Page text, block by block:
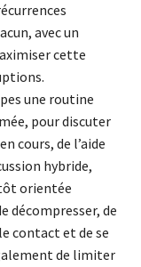
avec un
cette
une routine
pour discuter
cours, de l’aide
hybride,
orientée
décompresser, de
contact et de se
de limiter